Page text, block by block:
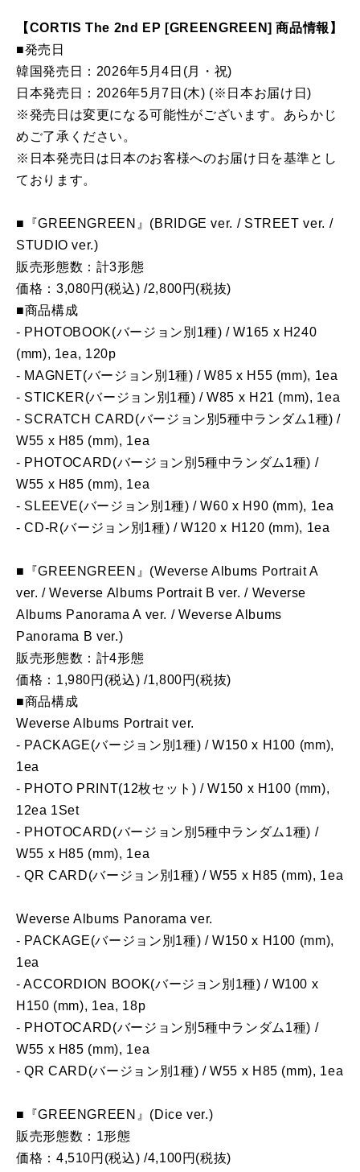
【CORTIS The 2nd EP [GREENGREEN] 商品情報】
■発売日
韓国発売日：2026年5月4日(月・祝)
日本発売日：2026年5月7日(木) (※日本お届け日)
※発売日は変更になる可能性がございます。あらかじ
めご了承ください。
※日本発売日は日本のお客様へのお届け日を基準とし
ております。
■『GREENGREEN』(BRIDGE ver. / STREET ver. /
STUDIO ver.)
販売形態数：計3形態
価格：3,080円(税込) /2,800円(税抜)
■商品構成
- PHOTOBOOK(バージョン別1種) / W165 x H240
(mm), 1ea, 120p
- MAGNET(バージョン別1種) / W85 x H55 (mm), 1ea
- STICKER(バージョン別1種) / W85 x H21 (mm), 1ea
- SCRATCH CARD(バージョン別5種中ランダム1種) /
W55 x H85 (mm), 1ea
- PHOTOCARD(バージョン別5種中ランダム1種) /
W55 x H85 (mm), 1ea
- SLEEVE(バージョン別1種) / W60 x H90 (mm), 1ea
- CD-R(バージョン別1種) / W120 x H120 (mm), 1ea
■『GREENGREEN』(Weverse Albums Portrait A
ver. / Weverse Albums Portrait B ver. / Weverse
Albums Panorama A ver. / Weverse Albums
Panorama B ver.)
販売形態数：計4形態
価格：1,980円(税込) /1,800円(税抜)
■商品構成
Weverse Albums Portrait ver.
- PACKAGE(バージョン別1種) / W150 x H100 (mm),
1ea
- PHOTO PRINT(12枚セット) / W150 x H100 (mm),
12ea 1Set
- PHOTOCARD(バージョン別5種中ランダム1種) /
W55 x H85 (mm), 1ea
- QR CARD(バージョン別1種) / W55 x H85 (mm), 1ea
Weverse Albums Panorama ver.
- PACKAGE(バージョン別1種) / W150 x H100 (mm),
1ea
- ACCORDION BOOK(バージョン別1種) / W100 x
H150 (mm), 1ea, 18p
- PHOTOCARD(バージョン別5種中ランダム1種) /
W55 x H85 (mm), 1ea
- QR CARD(バージョン別1種) / W55 x H85 (mm), 1ea
■『GREENGREEN』(Dice ver.)
販売形態数：1形態
価格：4,510円(税込) /4,100円(税抜)